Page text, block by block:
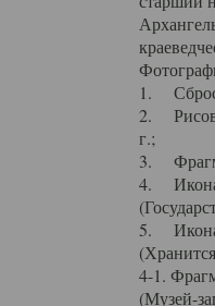
1. Сброс
2.
г.;
3.
4. Икона.
5. Икона
4-1.
(Музей-